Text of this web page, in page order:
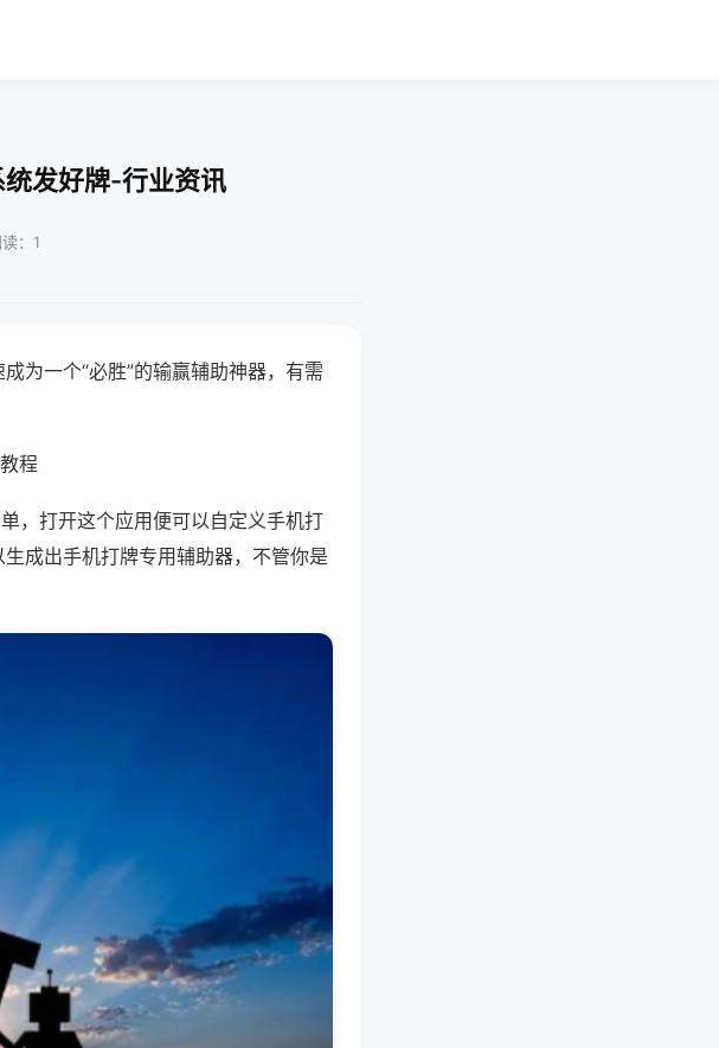
发好牌-行业资讯
：1
为一个“必胜”的输赢辅助神器，有需
程
，打开这个应用便可以自定义手机打
成出手机打牌专用辅助器，不管你是